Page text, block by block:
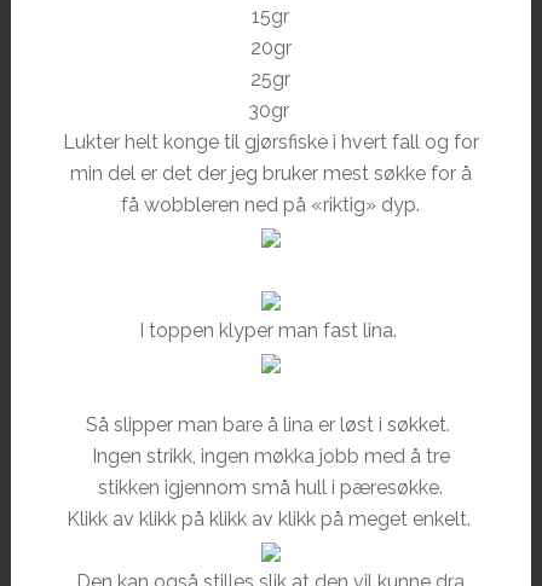
15gr
20gr
25gr
30gr
Lukter helt konge til gjørsfiske i hvert fall og for
min del er det der jeg bruker mest søkke for å
få wobbleren ned på «riktig» dyp.
I toppen klyper man fast lina.
Så slipper man bare å lina er løst i søkket.
Ingen strikk, ingen møkka jobb med å tre
stikken igjennom små hull i pæresøkke.
Klikk av klikk på klikk av klikk på meget enkelt.